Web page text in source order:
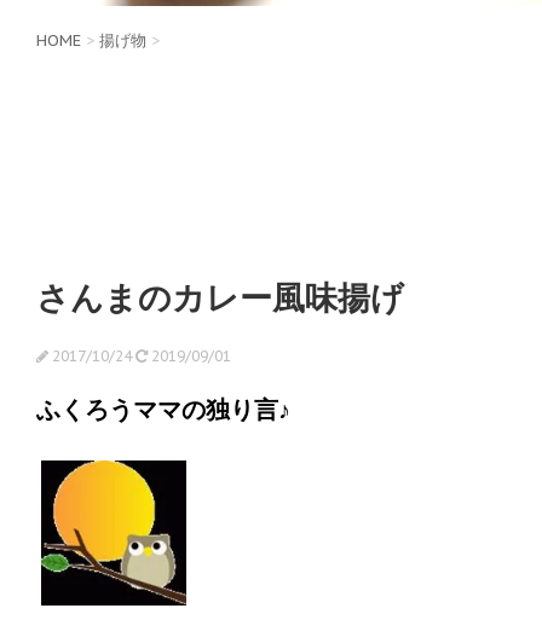
HOME > 揚げ物 >
さんまのカレー風味揚げ
2017/10/24 2019/09/01
ふくろうママの独り言♪